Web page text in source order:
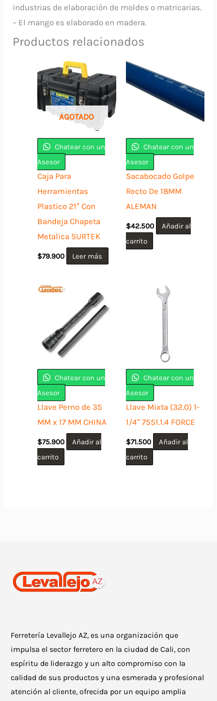
industrias de elaboración de moldes o matricarias.
– El mango es elaborado en madera.
Productos relacionados
AGOTADO
Chatear con un
Asesor
Caja Para
Herramientas
Plastico 21″ Con
Bandeja Chapeta
Metalica SURTEK
$79.900 Leer más
Chatear con un
Asesor
Sacabocado Golpe
Recto De 18MM
ALEMAN
$42.500
Añadir al
carrito
Chatear con un
Asesor
Llave Perno de 35
MM x 17 MM CHINA
$75.900
Añadir al
carrito
Chatear con un
Asesor
Llave Mixta (32.0) 1-
1/4″ 7551.1.4 FORCE
$71.500
Añadir al
carrito
Ferretería Levallejo AZ, es una organización que
impulsa el sector ferretero en la ciudad de Cali, con
espíritu de liderazgo y un alto compromiso con la
calidad de sus productos y una esmerada y profesional
atención al cliente, ofrecida por un equipo amplia